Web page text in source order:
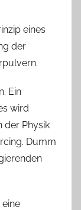
eines
der
Ein
wird
der Physik
Dumm